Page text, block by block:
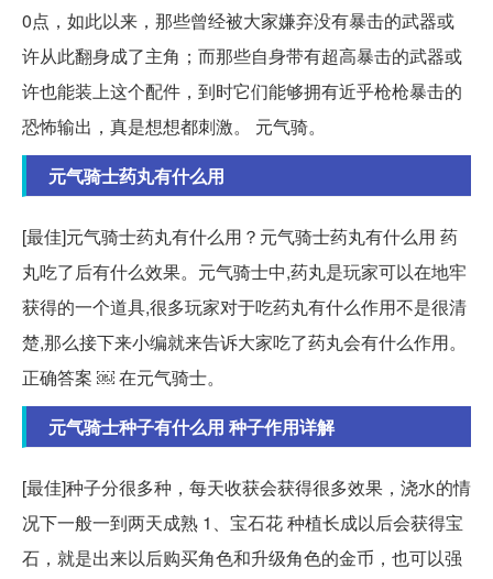
0点，如此以来，那些曾经被大家嫌弃没有暴击的武器或
许从此翻身成了主角；而那些自身带有超高暴击的武器或
许也能装上这个配件，到时它们能够拥有近乎枪枪暴击的
恐怖输出，真是想想都刺激。 元气骑。
元气骑士药丸有什么用
[最佳]元气骑士药丸有什么用？元气骑士药丸有什么用 药
丸吃了后有什么效果。元气骑士中,药丸是玩家可以在地牢
获得的一个道具,很多玩家对于吃药丸有什么作用不是很清
楚,那么接下来小编就来告诉大家吃了药丸会有什么作用。
正确答案 ￼ 在元气骑士。
元气骑士种子有什么用 种子作用详解
[最佳]种子分很多种，每天收获会获得很多效果，浇水的情
况下一般一到两天成熟 1、宝石花 种植长成以后会获得宝
石，就是出来以后购买角色和升级角色的金币，也可以强